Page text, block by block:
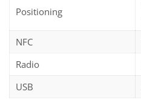
Positioning
NFC
Radio
USB